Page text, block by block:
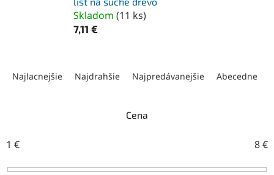
Skladom (11 ks)
7,11 €
e
r
Najlacnejšie Najdrahšie Najpredávanejšie Abecedne
Cena
1 € 8€